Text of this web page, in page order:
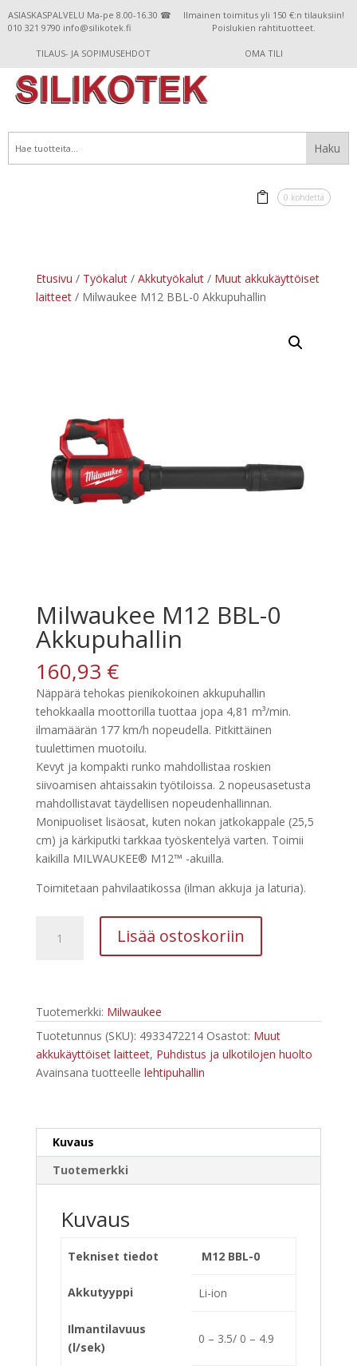
ASIASKASPALVELU Ma-pe 8.00-16.30 ☎
010 321 9790 info@silikotek.fi
Ilmainen toimitus yli 150 €:n tilauksiin!
Poislukien rahtituotteet.
TILAUS- JA SOPIMUSEHDOT OMA TILI
0 kohdetta
Etusivu / Työkalut/ Akkutyökalut/ Muut akkukäyttöiset
laitteet/ Milwaukee M12 BBL-0 Akkupuhallin
Milwaukee M12 BBL-0
Akkupuhallin
160,93 €
Näppärä tehokas pienikokoinen akkupuhallin
tehokkaalla moottorilla tuottaa jopa 4,81 m³/min.
ilmamäärän 177 km/h nopeudella. Pitkittäinen
tuulettimen muotoilu.
Kevyt ja kompakti runko mahdollistaa roskien
siivoamisen ahtaissakin työtiloissa. 2 nopeusasetusta
mahdollistavat täydellisen nopeudenhallinnan.
Monipuoliset lisäosat, kuten nokan jatkokappale (25,5
cm) ja kärkiputki tarkkaa työskentelyä varten. Toimii
kaikilla MILWAUKEE® M12™ -akuilla.
Toimitetaan pahvilaatikossa (ilman akkuja ja laturia).
määrä
Lisää ostoskoriin
Tuotemerkki: Milwaukee
Tuotetunnus (SKU): 4933472214 Osastot: Muut
akkukäyttöiset laitteet, Puhdistus ja ulkotilojen huolto
Avainsana tuotteelle lehtipuhallin
Kuvaus
Tuotemerkki
Kuvaus
Tekniset tiedot M12 BBL-0
Akkutyyppi Li-ion
Ilmantilavuus
(l/sek)
0 – 3.5/ 0 – 4.9